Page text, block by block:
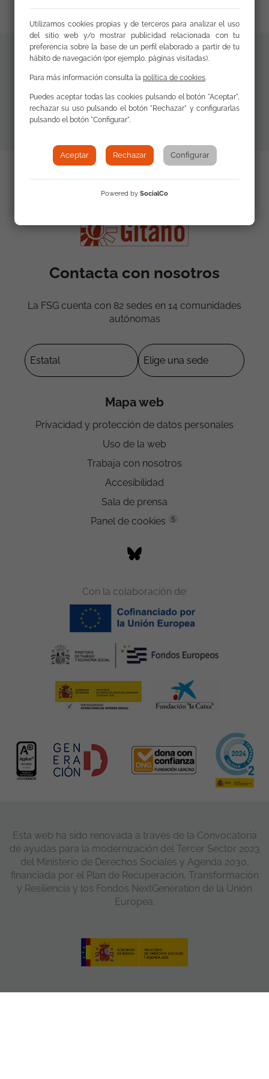
Materiales
adicionales
Descargar
Publicación
Contacta con nosotros
La FSG cuenta con 82 sedes en 14 comunidades
autónomas
Mapa web
Privacidad y protección de datos personales
Uso de la web
Trabaja con nosotros
Accesibilidad
Sala de prensa
Panel de cookies
5
Con la colaboración de:
Esta web ha sido renovada a través de la Convocatoria
de ayudas para la modernización del Tercer Sector 2023
del Ministerio de Derechos Sociales y Agenda 2030,
financiada por el Plan de Recuperación, Transformación
y Resiliencia y los Fondos NextGeneration de la Unión
Europea.
Utilizamos cookies propias y de terceros para analizar el uso
del sitio web y/o mostrar publicidad relacionada con tu
preferencia sobre la base de un perfil elaborado a partir de tu
hábito de navegación (por ejemplo, páginas visitadas).
Para más información consulta la política de cookies
Puedes aceptar todas las cookies pulsando el botón "Aceptar",
rechazar su uso pulsando el botón "Rechazar" y configurarlas
pulsando el botón "Configurar".
Aceptar Rechazar Configurar
Powered by SocialCo